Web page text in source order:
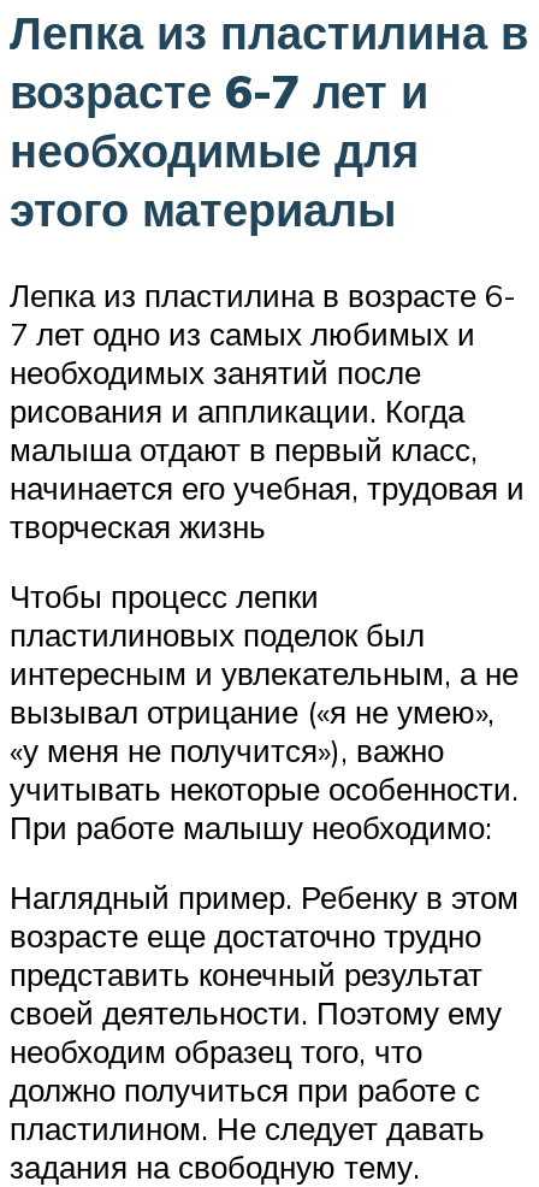
Лепка из пластилина в
возрасте 6-7 лет и
необходимые для
этого материалы
Лепка из пластилина в возрасте 6-
7 лет одно из самых любимых и
необходимых занятий после
рисования и аппликации. Когда
малыша отдают в первый класс,
начинается его учебная, трудовая и
творческая жизнь
Чтобы процесс лепки
пластилиновых поделок был
интересным и увлекательным, а не
вызывал отрицание («я не умею»,
«у меня не получится»), важно
учитывать некоторые особенности.
При работе малышу необходимо:
Наглядный пример. Ребенку в этом
возрасте еще достаточно трудно
представить конечный результат
своей деятельности. Поэтому ему
необходим образец того, что
должно получиться при работе с
пластилином. Не следует давать
задания на свободную тему.